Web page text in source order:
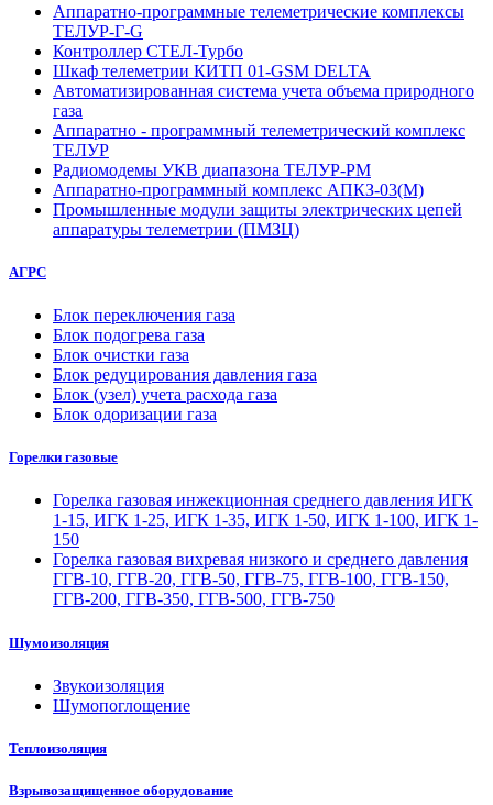
Аппаратно-программные телеметрические комплексы
ТЕЛУР-Г-G
Контроллер СТЕЛ-Турбо
Шкаф телеметрии КИТП 01-GSM DELTA
Автоматизированная система учета объема природного
газа
Аппаратно - программный телеметрический комплекс
ТЕЛУР
Радиомодемы УКВ диапазона ТЕЛУР-РМ
Аппаратно-программный комплекс АПКЗ-03(М)
Промышленные модули защиты электрических цепей
аппаратуры телеметрии (ПМЗЦ)
АГРС
Блок переключения газа
Блок подогрева газа
Блок очистки газа
Блок редуцирования давления газа
Блок (узел) учета расхода газа
Блок одоризации газа
Горелки газовые
Горелка газовая инжекционная среднего давления ИГК
1-15, ИГК 1-25, ИГК 1-35, ИГК 1-50, ИГК 1-100, ИГК 1-
150
Горелка газовая вихревая низкого и среднего давления
ГГВ-10, ГГВ-20, ГГВ-50, ГГВ-75, ГГВ-100, ГГВ-150,
ГГВ-200, ГГВ-350, ГГВ-500, ГГВ-750
Шумоизоляция
Звукоизоляция
Шумопоглощение
Теплоизоляция
Взрывозащищенное оборудование